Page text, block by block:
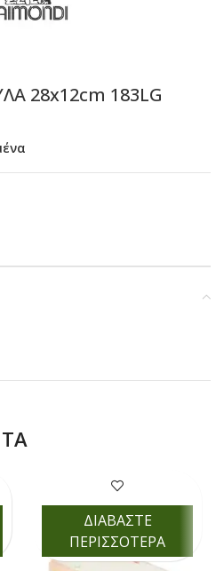
28x12cm 183LG
ΔΙΑΒΑΣΤΕ
ΠΕΡΙΣΣΟΤΕΡΑ